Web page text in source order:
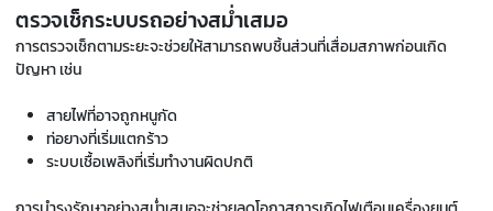
ตรวจเช็กระบบรถอย่างสม่ำเสมอ
การตรวจเช็กตามระยะจะช่วยให้สามารถพบชิ้นส่วนที่เสื่อมสภาพก่อนเกิด
ปัญหา เช่น
สายไฟที่อาจถูกหนูกัด
ท่อยางที่เริ่มแตกร้าว
ระบบเชื้อเพลิงที่เริ่มทำงานผิดปกติ